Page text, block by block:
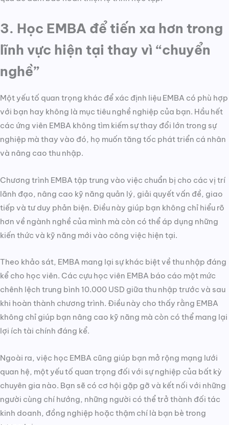
3. Học EMBA để tiến xa hơn trong
lĩnh vực hiện tại thay vì “chuyển
nghề”
Một yếu tố quan trọng khác để xác định liệu EMBA có phù hợp
với bạn hay không là mục tiêu nghề nghiệp của bạn. Hầu hết
các ứng viên EMBA không tìm kiếm sự thay đổi lớn trong sự
nghiệp mà thay vào đó, họ muốn tăng tốc phát triển cá nhân
và nâng cao thu nhập.
Chương trình EMBA tập trung vào việc chuẩn bị cho các vị trí
lãnh đạo, nâng cao kỹ năng quản lý, giải quyết vấn đề, giao
tiếp và tư duy phản biện. Điều này giúp bạn không chỉ hiểu rõ
hơn về ngành nghề của mình mà còn có thể áp dụng những
kiến thức và kỹ năng mới vào công việc hiện tại.
Theo khảo sát, EMBA mang lại sự khác biệt về thu nhập đáng
kể cho học viên. Các cựu học viên EMBA báo cáo một mức
chênh lệch trung bình 10.000 USD giữa thu nhập trước và sau
khi hoàn thành chương trình. Điều này cho thấy rằng EMBA
không chỉ giúp bạn nâng cao kỹ năng mà còn có thể mang lại
lợi ích tài chính đáng kể.
Ngoài ra, việc học EMBA cũng giúp bạn mở rộng mạng lưới
quan hệ, một yếu tố quan trọng đối với sự nghiệp của bất kỳ
chuyên gia nào. Bạn sẽ có cơ hội gặp gỡ và kết nối với những
người cùng chí hướng, những người có thể trở thành đối tác
kinh doanh, đồng nghiệp hoặc thậm chí là bạn bè trong